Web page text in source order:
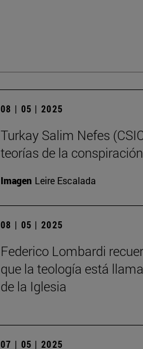
08 | 05 | 2025
Turkay Salim Nefes
teorías de la
Imagen Leire Escalada
08 | 05 | 2025
Federico Lombardi
que la teología está
de la Iglesia
07 | 05 | 2025